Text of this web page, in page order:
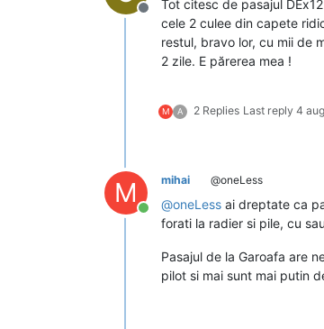
Deconectat
Tot citesc de pasajul
cele 2 culee din capete
restul, bravo lor, cu mii de
2 zile. E părerea mea !
M A 2 Replies Last reply 4
M
Conectat
mihai @oneLess
@oneLess ai dreptate ca
forati la radier si pile, cu
Pasajul de la Garoafa are
pilot si mai sunt mai putin